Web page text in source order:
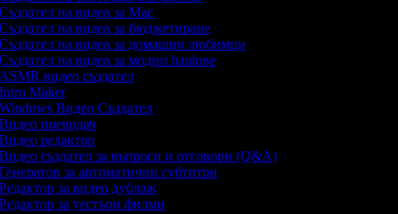
на видеа за Mac
на видеа за бюджетиране
на видеа за домашни любимци
на видеа за модни haulове
видео създател
Maker
Видео Създател
преводач
редактор
създател за въпроси и отговори (Q&A)
за автоматични субтитри
за видео дублаж
за уестърн филми